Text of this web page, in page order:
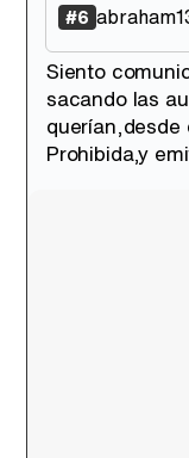
#6
Siento
sacando las
querían,desde
Prohibida,y